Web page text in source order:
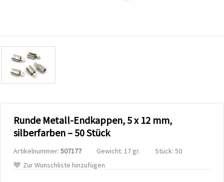
Datenverkehr
analysieren
sowie
relevantere
Unterstützung
unserer
Partner für
und
Sie können
Runde Metall-Endkappen, 5 x 12 mm,
silberfarben – 50 Stück
Artikelnummer: 507177 Gewicht: 17 gr.
Stück: 50
Zur Wunschliste hinzufügen